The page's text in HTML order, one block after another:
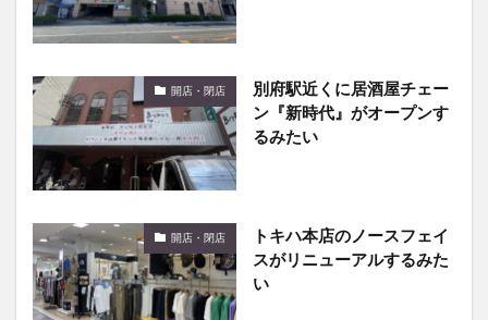
開店・閉店
別府駅近くに居酒屋チェー
ン『新時代』がオープンす
るみたい
開店・閉店
トキハ本店のノースフェイ
スがリニューアルするみた
い